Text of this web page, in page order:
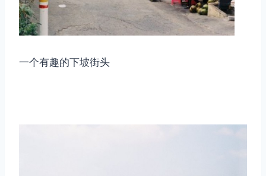
一个有趣的下坡街头